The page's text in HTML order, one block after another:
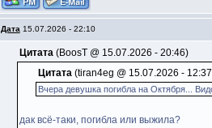
Дата 15.07.2026 - 22:10
Цитата (BoosT @ 15.07.2026 - 20:46)
Цитата(tiran4eg @ 15.07.2026 -
Вчера девушка погибла на Октября...
дак всё-таки, погибла или выжила?